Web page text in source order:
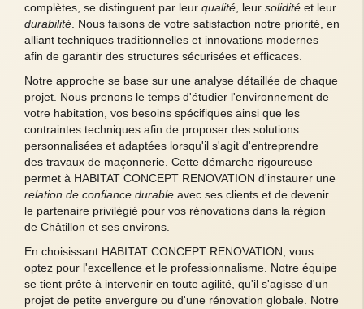
complètes, se distinguent par leur qualité , leur solidité et leur
durabilité . Nous faisons de votre satisfaction notre priorité, en
alliant techniques traditionnelles et innovations modernes
afin de garantir des structures sécurisées et efficaces.
Notre approche se base sur une analyse détaillée de chaque
projet. Nous prenons le temps d'étudier l'environnement de
votre habitation, vos besoins spécifiques ainsi que les
contraintes techniques afin de proposer des solutions
personnalisées et adaptées lorsqu'il s'agit d'entreprendre
des travaux de maçonnerie. Cette démarche rigoureuse
permet à HABITAT CONCEPT RENOVATION d'instaurer une
relation de confiance durable avec ses clients et de devenir
le partenaire privilégié pour vos rénovations dans la région
de Châtillon et ses environs.
En choisissant HABITAT CONCEPT RENOVATION, vous
optez pour l'excellence et le professionnalisme. Notre équipe
se tient prête à intervenir en toute agilité, qu'il s'agisse d'un
projet de petite envergure ou d'une rénovation globale. Notre